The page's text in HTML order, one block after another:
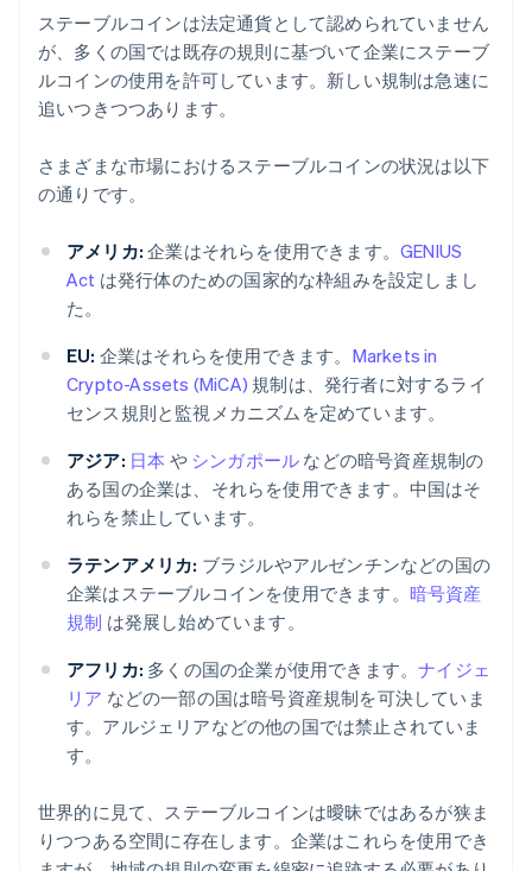
ステーブルコインは法定通貨として認められていません
が、多くの国では既存の規則に基づいて企業にステーブ
ルコインの使用を許可しています。新しい規制は急速に
追いつきつつあります。
さまざまな市場におけるステーブルコインの状況は以下
の通りです。
アメリカ: 企業はそれらを使用できます。 GENIUS
Act は発行体のための国家的な枠組みを設定しまし
た。
EU: 企業はそれらを使用できます。 Markets in
Crypto-Assets (MiCA) 規制は、発行者に対するライ
センス規則と監視メカニズムを定めています。
アジア: 日本 や シンガポール などの暗号資産規制の
ある国の企業は、それらを使用できます。中国はそ
れらを禁止しています。
ラテンアメリカ: ブラジルやアルゼンチンなどの国の
企業はステーブルコインを使用できます。 暗号資産
規制 は発展し始めています。
アフリカ: 多くの国の企業が使用できます。ナイジェ
リア などの一部の国は暗号資産規制を可決していま
す。アルジェリアなどの他の国では禁止されていま
す。
世界的に見て、ステーブルコインは曖昧ではあるが狭ま
りつつある空間に存在します。企業はこれらを使用でき